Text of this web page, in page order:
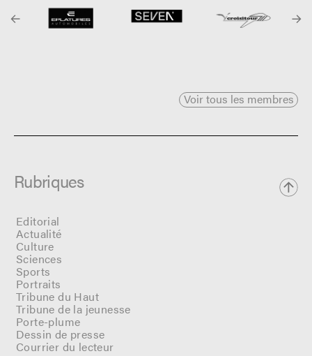
Voir tous les membres
Rubriques
Editorial
Actualité
Culture
Sciences
Sports
Portraits
Tribune du Haut
Tribune de la jeunesse
Porte-plume
Dessin de presse
Courrier du lecteur